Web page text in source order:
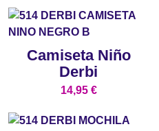
Camiseta Niño
Derbi
14,95 €